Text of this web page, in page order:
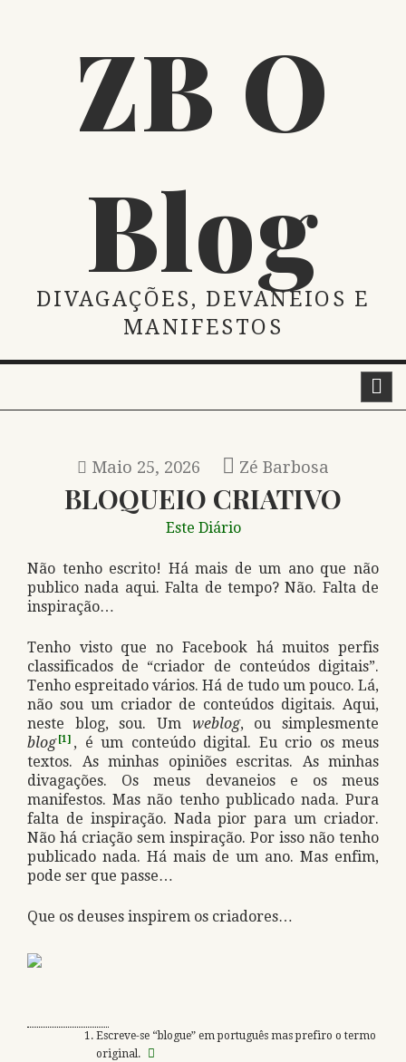
ZB O
Blog
DIVAGAÇÕES, DEVANEIOS E
MANIFESTOS
Maio 25, 2026 Zé Barbosa
BLOQUEIO CRIATIVO
Este Diário
Não tenho escrito! Há mais de um ano que não
publico nada aqui. Falta de tempo? Não. Falta de
inspiração…
Tenho visto que no Facebook há muitos perfis
classificados de “criador de conteúdos digitais”.
Tenho espreitado vários. Há de tudo um pouco. Lá,
não sou um criador de conteúdos digitais. Aqui,
neste blog, sou. Um weblog, ou simplesmente
blog [1] , é um conteúdo digital. Eu crio os meus
textos. As minhas opiniões escritas. As minhas
divagações. Os meus devaneios e os meus
manifestos. Mas não tenho publicado nada. Pura
falta de inspiração. Nada pior para um criador.
Não há criação sem inspiração. Por isso não tenho
publicado nada. Há mais de um ano. Mas enfim,
pode ser que passe…
Que os deuses inspirem os criadores…
Escreve-se “blogue” em português mas prefiro o termo
original.